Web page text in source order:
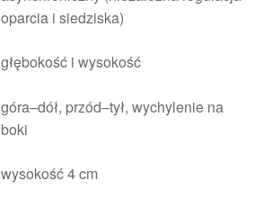
oparcia i siedziska)
głębokość i wysokość
góra–dół, przód–tył, wychylenie na
boki
wysokość 4 cm